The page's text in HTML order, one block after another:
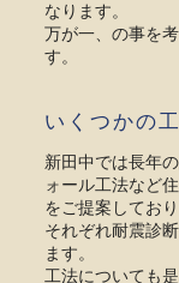
なります。
万が一、の事を
す。
いくつかの
新田中では長年
ォール工法など
をご提案しており
それぞれ耐震診
ます。
工法についても